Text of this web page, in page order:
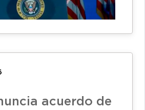
acuerdo de